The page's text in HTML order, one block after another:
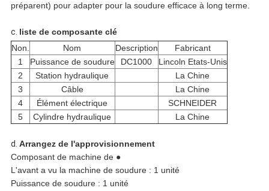
préparent) pour adapter pour la soudure efficace à long terme.
c. liste de composante clé
Non.
Nom Description
Fabricant
1
Puissance de soudure DC1000
Lincoln Etats-Unis
2
Station hydraulique
La Chine
3
Câble
La Chine
4
Élément électrique
SCHNEIDER
5
Cylindre hydraulique La Chine
d. Arrangez de l'approvisionnement
Composant de machine de ●
L'avant a vu la machine de soudure : 1 unité
Puissance de soudure : 1 unité